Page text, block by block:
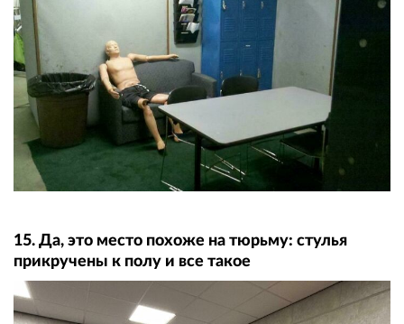
15. Да, это место похоже на тюрьму: стулья
прикручены к полу и все такое